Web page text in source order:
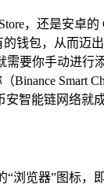
，还是安卓
钱包，从而迈出
要你手动进
Smart
智能链网络就
览器”图标，